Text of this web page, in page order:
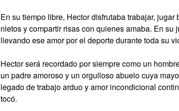
En su tiempo libre, Hector disfrutaba trabajar,
nietos y compartir risas con quienes amaba. En
llevando ese amor por el deporte durante toda su
Hector será recordado por siempre como un
un padre amoroso y un orgulloso abuelo cuya
legado de trabajo arduo y amor incondicional
tocó.